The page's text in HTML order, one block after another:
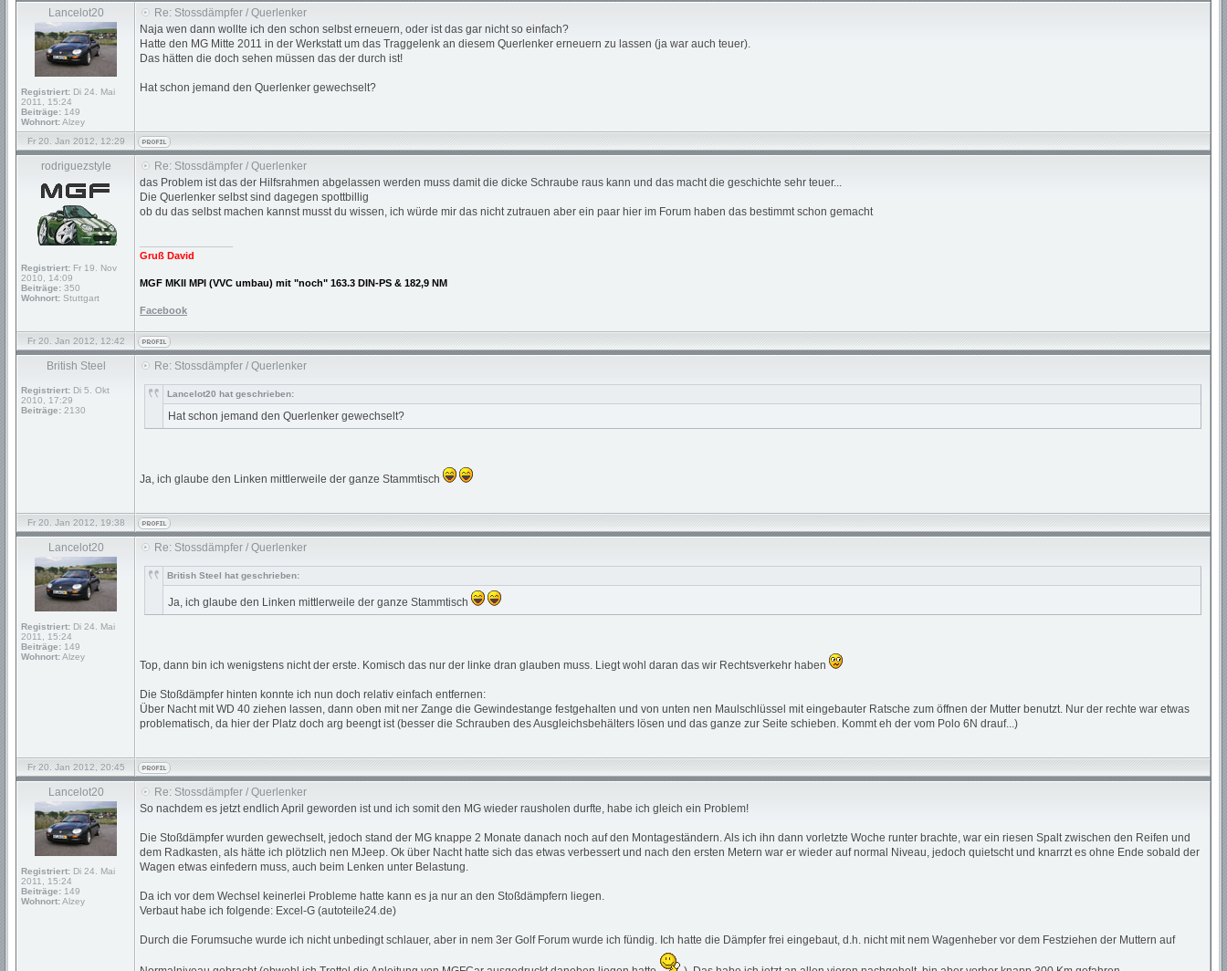
Lancelot20
Registriert: Di 24. Mai
2011, 15:24
Beiträge: 149
Wohnort:Alzey
Re: Stossdämpfer / Querlenker
Naja wen dann wollte ich den schon selbst erneuern, oder ist das gar nicht so einfach?
Hatte den MG Mitte 2011 in der Werkstatt um das Traggelenk an diesem Querlenker erneuern zu lassen (ja war auch teuer).
Das hätten die doch sehen müssen das der durch ist!
Hat schon jemand den Querlenker gewechselt?
Fr 20. Jan 2012, 12:29
rodriguezstyle
Registriert: Fr 19. Nov
2010, 14:09
Beiträge: 350
Wohnort: Stuttgart
Re: Stossdämpfer / Querlenker
das Problem ist das der Hilfsrahmen abgelassen werden muss damit die dicke Schraube raus kann und das macht die geschichte sehr teuer...
Die Querlenker selbst sind dagegen spottbillig
ob du das selbst machen kannst musst du wissen, ich würde mir das nicht zutrauen aber ein paar hier im Forum haben das bestimmt schon gemacht
Gruß David
MGF MKII MPI (VVC umbau) mit "noch" 163.3 DIN-PS & 182,9 NM
Facebook
Fr 20. Jan 2012, 12:42
British Steel
Registriert: Di 5. Okt
2010, 17:29
Beiträge: 2130
Re: Stossdämpfer / Querlenker
Lancelot20 hat geschrieben:
Hat schon jemand den Querlenker gewechselt?
Ja, ich glaube den Linken mittlerweile der ganze Stammtisch
Fr 20. Jan 2012, 19:38
Lancelot20
Registriert: Di 24. Mai
2011, 15:24
Beiträge: 149
Wohnort:Alzey
Re: Stossdämpfer / Querlenker
British Steel hat geschrieben:
Ja, ich glaube den Linken mittlerweile der ganze Stammtisch
Top, dann bin ich wenigstens nicht der erste. Komisch das nur der linke dran glauben muss. Liegt wohl daran das wir Rechtsverkehr haben
Die Stoßdämpfer hinten konnte ich nun doch relativ einfach entfernen:
Über Nacht mit WD 40 ziehen lassen, dann oben mit ner Zange die Gewindestange festgehalten und von unten nen Maulschlüssel mit eingebauter Ratsche zum öffnen der Mutter benutzt. Nur der rechte war etwas
problematisch, da hier der Platz doch arg beengt ist (besser die Schrauben des Ausgleichsbehälters lösen und das ganze zur Seite schieben. Kommt eh der vom Polo 6N drauf...)
Fr 20. Jan 2012, 20:45
Lancelot20
Registriert: Di 24. Mai
2011, 15:24
Beiträge: 149
Wohnort:Alzey
Re: Stossdämpfer / Querlenker
So nachdem es jetzt endlich April geworden ist und ich somit den MG wieder rausholen durfte, habe ich gleich ein Problem!
Die Stoßdämpfer wurden gewechselt, jedoch stand der MG knappe 2 Monate danach noch auf den Montageständern. Als ich ihn dann vorletzte Woche runter brachte, war ein riesen Spalt zwischen den Reifen und
dem Radkasten, als hätte ich plötzlich nen MJeep. Ok über Nacht hatte sich das etwas verbessert und nach den ersten Metern war er wieder auf normal Niveau, jedoch quietscht und knarrzt es ohne Ende sobald der
Wagen etwas einfedern muss, auch beim Lenken unter Belastung.
Da ich vor dem Wechsel keinerlei Probleme hatte kann es ja nur an den Stoßdämpfern liegen.
Verbaut habe ich folgende: Excel-G (autoteile24.de)
Durch die Forumsuche wurde ich nicht unbedingt schlauer, aber in nem 3er Golf Forum wurde ich fündig. Ich hatte die Dämpfer frei eingebaut, d.h. nicht mit nem Wagenheber vor dem Festziehen der Muttern auf